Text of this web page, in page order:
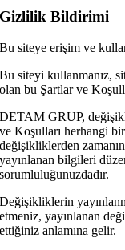
Gizlilik Bildirimi
Bu siteye erişim ve
Bu siteyi kullanmanız,
olan bu Şartlar ve
DETAM GRUP,
ve Koşulları herhangi
değişikliklerden
yayınlanan bilgileri
sorumluluğunuzdadır.
Değişikliklerin
etmeniz, yayınlanan
ettiğiniz anlamına gelir.